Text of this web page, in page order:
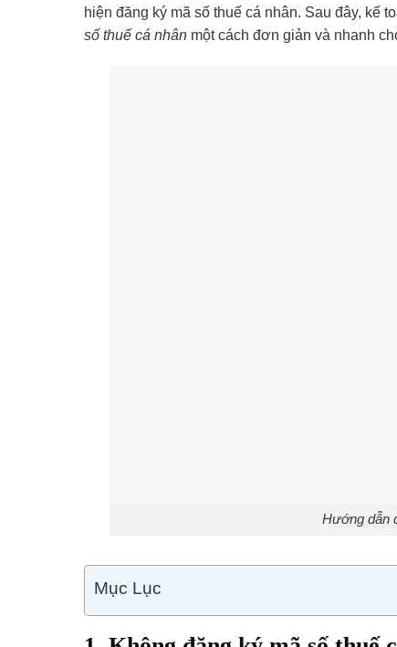
hiện đăng ký mã số thuế cá nhân. Sau đây, kế
số thuế cá nhân một cách đơn giản và nhanh
Hướng dẫn
Mục Lục